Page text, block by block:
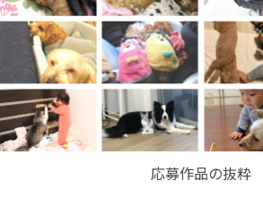
応募作品の抜粋